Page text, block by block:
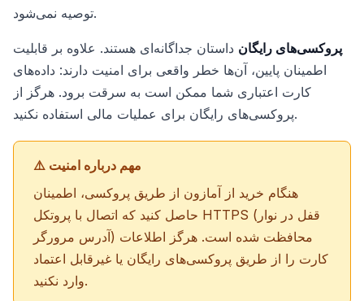
توصیه نمی‌شود.
پروکسی‌های رایگان داستان جداگانه‌ای هستند. علاوه بر قابلیت
اطمینان پایین، آن‌ها خطر واقعی برای امنیت دارند: داده‌های
کارت اعتباری شما ممکن است به سرقت برود. هرگز از
پروکسی‌های رایگان برای عملیات مالی استفاده نکنید.
⚠️ مهم درباره امنیت
هنگام خرید از آمازون از طریق پروکسی، اطمینان
حاصل کنید که اتصال با پروتکل HTTPS (قفل در نوار
آدرس مرورگر) محافظت شده است. هرگز اطلاعات
کارت را از طریق پروکسی‌های رایگان یا غیرقابل اعتماد
وارد نکنید.